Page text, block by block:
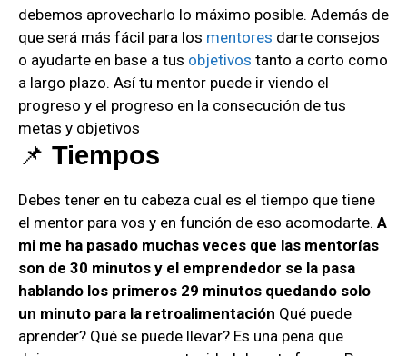
debemos aprovecharlo lo máximo posible. Además de
que será más fácil para los mentores darte consejos
o ayudarte en base a tus objetivos tanto a corto como
a largo plazo. Así tu mentor puede ir viendo el
progreso y el progreso en la consecución de tus
metas y objetivos
📌 Tiempos
Debes tener en tu cabeza cual es el tiempo que tiene
el mentor para vos y en función de eso acomodarte. A
mi me ha pasado muchas veces que las mentorías
son de 30 minutos y el emprendedor se la pasa
hablando los primeros 29 minutos quedando solo
un minuto para la retroalimentación Qué puede
aprender? Qué se puede llevar? Es una pena que